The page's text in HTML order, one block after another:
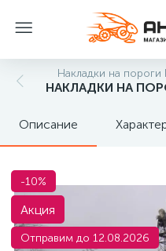
Накладки на
НАКЛАДКИ НА
Описание
-10%
Акция
Отправим до 12.08.2026